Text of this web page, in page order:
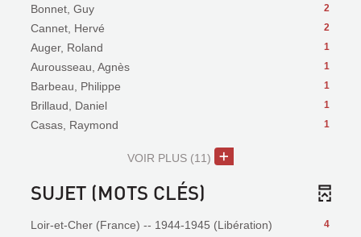
2
Bonnet, Guy
2
Cannet, Hervé
1
Auger, Roland
1
Aurousseau, Agnès
1
Barbeau, Philippe
1
Brillaud, Daniel
1
Casas, Raymond
VOIR PLUS (11)
SUJET (MOTS CLÉS)
4
Loir-et-Cher (France) -- 1944-1945 (Libération)